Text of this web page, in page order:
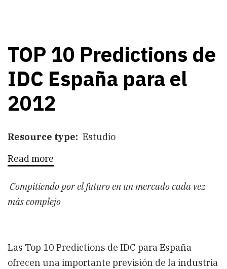
TOP 10 Predictions de
IDC España para el
2012
Resource type
Estudio
Read more
Predictions
de
IDC
2012
Compitiendo por el futuro en un mercado cada vez
más complejo
Las Top 10 Predictions de IDC para España
ofrecen una importante previsión de la industria